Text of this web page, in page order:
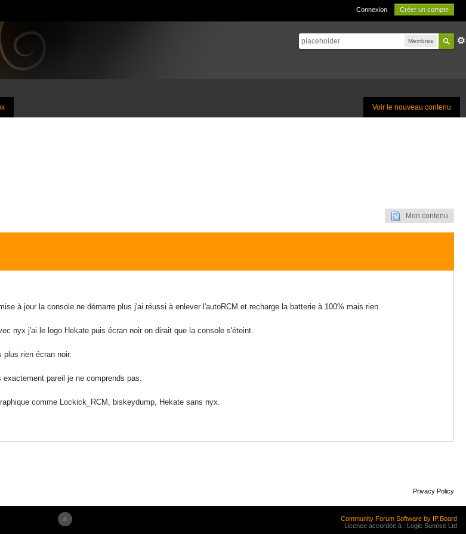
Connexion Créer un compte
Membres
Voir le nouveau contenu
Mon contenu
à jour la console ne démarre plus j'ai réussi à enlever l'autoRCM et recharge la batterie à 100% mais rien.
nyx j'ai le logo Hekate puis écran noir on dirait que la console s'éteint.
plus rien écran noir.
pareil je ne comprends pas.
comme Lockick_RCM, biskeydump, Hekate sans nyx.
Privacy Policy
Community Forum Software by IP.Board
Licence accordée à : Logic Sunrise Ltd